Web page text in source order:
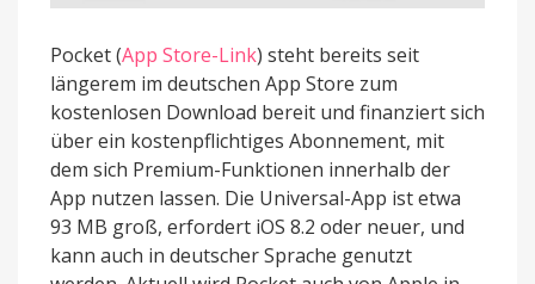
Pocket (App Store-Link) steht bereits seit
längerem im deutschen App Store zum
kostenlosen Download bereit und finanziert sich
über ein kostenpflichtiges Abonnement, mit
dem sich Premium-Funktionen innerhalb der
App nutzen lassen. Die Universal-App ist etwa
93 MB groß, erfordert iOS 8.2 oder neuer, und
kann auch in deutscher Sprache genutzt